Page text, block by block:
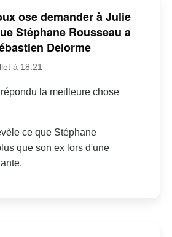
ose demander à Julie
Stéphane Rousseau a
Delorme
à 18:21
la meilleure chose
ce que Stéphane
que son ex lors d'une